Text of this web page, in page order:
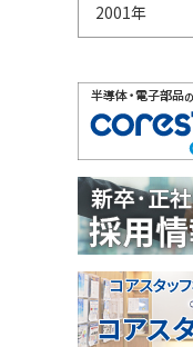
2001年